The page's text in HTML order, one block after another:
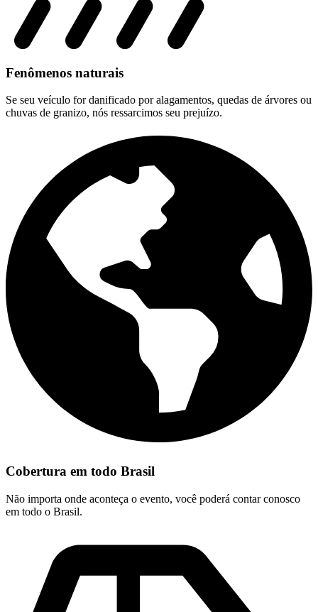
Fenômenos naturais
Se seu veículo for danificado por alagamentos, quedas de árvores ou
chuvas de granizo, nós ressarcimos seu prejuízo.
Cobertura em todo Brasil
Não importa onde aconteça o evento, você poderá contar conosco
em todo o Brasil.